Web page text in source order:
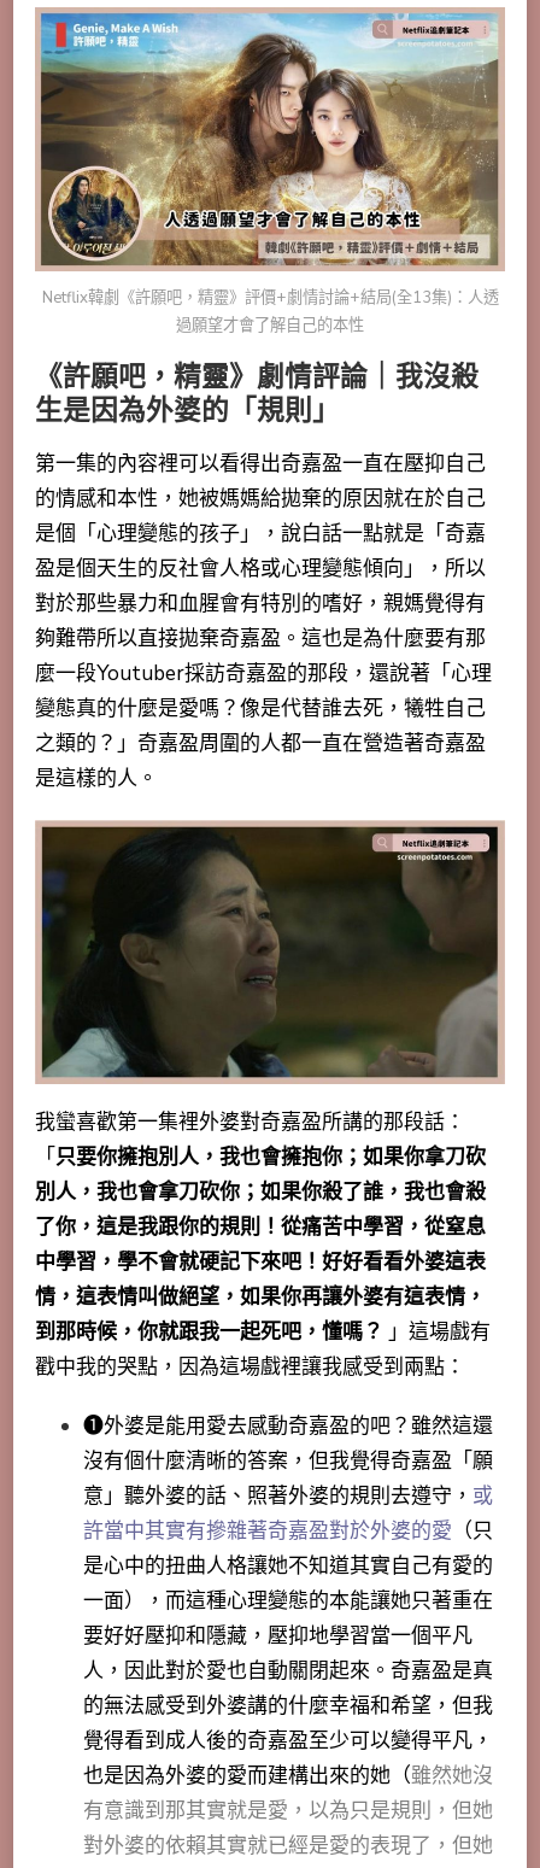
Netflix韓劇《許願吧，精靈》評價+劇情討論+結局(全13集)：人透
過願望才會了解自己的本性
《許願吧，精靈》劇情評論｜我沒殺
生是因為外婆的「規則」
第一集的內容裡可以看得出奇嘉盈一直在壓抑自己
的情感和本性，她被媽媽給拋棄的原因就在於自己
是個「心理變態的孩子」，說白話一點就是「奇嘉
盈是個天生的反社會人格或心理變態傾向」，所以
對於那些暴力和血腥會有特別的嗜好，親媽覺得有
夠難帶所以直接拋棄奇嘉盈。這也是為什麼要有那
麼一段Youtuber採訪奇嘉盈的那段，還說著「心理
變態真的什麼是愛嗎？像是代替誰去死，犧牲自己
之類的？ 」奇嘉盈周圍的人都一直在營造著奇嘉盈
是這樣的人。
我蠻喜歡第一集裡外婆對奇嘉盈所講的那段話：
「只要你擁抱別人，我也會擁抱你；如果你拿刀砍
別人，我也會拿刀砍你；如果你殺了誰，我也會殺
了你，這是我跟你的規則！從痛苦中學習，從窒息
中學習，學不會就硬記下來吧！好好看看外婆這表
情，這表情叫做絕望，如果你再讓外婆有這表情，
到那時候，你就跟我一起死吧，懂嗎？ 」這場戲有
戳中我的哭點，因為這場戲裡讓我感受到兩點：
➊外婆是能用愛去感動奇嘉盈的吧？雖然這還
沒有個什麼清晰的答案，但我覺得奇嘉盈「願
意」聽外婆的話、照著外婆的規則去遵守， 或
許當中其實有摻雜著奇嘉盈對於外婆的愛 （只
是心中的扭曲人格讓她不知道其實自己有愛的
一面），而這種心理變態的本能讓她只著重在
要好好壓抑和隱藏，壓抑地學習當一個平凡
人，因此對於愛也自動關閉起來。奇嘉盈是真
的無法感受到外婆講的什麼幸福和希望，但我
覺得看到成人後的奇嘉盈至少可以變得平凡，
也是因為外婆的愛而建構出來的她（雖然她沒
有意識到那其實就是愛，以為只是規則，但她
對外婆的依賴其實就已經是愛的表現了，但她